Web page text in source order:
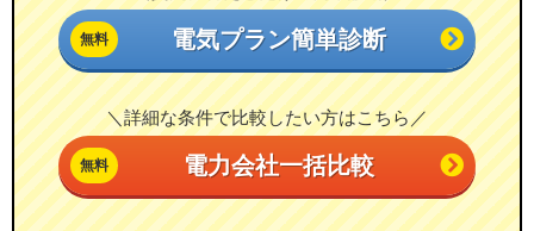
電気プラン簡単診断
＼詳細な条件で比較したい方はこちら／
電力会社一括比較